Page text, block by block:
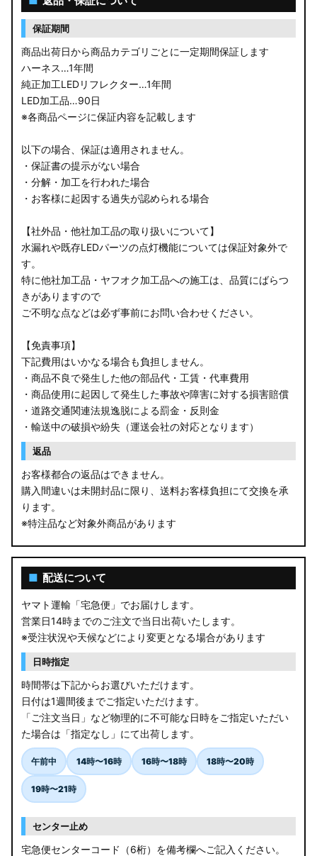
LA600S タントカスタム
LA150S ムーヴカスタム
LA700S ウェイク
GN0W アウトランダー
GK1W/GK9W エクリプスクロス
CV1W デリカD:5
B34A/B35A/B37A/B38A デリカミニ
B34W/B35W/B37W/B38W ekクロススペース
B34W/B35W/B37W/B38W ekクロス
KG CX-8
GU クロストレック
GU インプレッサ
VN5 VNH レヴォーグ / レイバック
ZD8 BRZ
ZC6 BRZ
URJ201 LX570
AGL10W RX450h
USF/UVF4# LS600h
JF5/6 N-BOX カスタム
MK94S/MK54S スペーシア / カスタム
ZCEDS/ZDEDS/ZCDDS/ZDDDS スイフト
AZSH36W/AZSH37W クラウンスポーツ
LA400K コペン
汎用LEDバルブ
アウトレット
保証期間
商品出荷日から商品カテゴリごとに一定期間保証します
ハーネス…1年間
純正加工LEDリフレクター…1年間
LED加工品…90日
※各商品ページに保証内容を記載します
以下の場合、保証は適用されません。
・保証書の提示がない場合
・分解・加工を行われた場合
・お客様に起因する過失が認められる場合
【社外品・他社加工品の取り扱いについて】
水漏れや既存LEDパーツの点灯機能については保証対象外で
す。
特に他社加工品・ヤフオク加工品への施工は、品質にばらつ
きがありますので
ご不明な点などは必ず事前にお問い合わせください。
【免責事項】
下記費用はいかなる場合も負担しません。
・商品不良で発生した他の部品代・工賃・代車費用
・商品使用に起因して発生した事故や障害に対する損害賠償
・道路交通関連法規逸脱による罰金・反則金
・輸送中の破損や紛失（運送会社の対応となります）
返品
お客様都合の返品はできません。
購入間違いは未開封品に限り、送料お客様負担にて交換を承
ります。
※特注品など対象外商品があります
■ 配送について
ヤマト運輸「宅急便」でお届けします。
営業日14時までのご注文で当日出荷いたします。
※受注状況や天候などにより変更となる場合があります
日時指定
時間帯は下記からお選びいただけます。
日付は1週間後までご指定いただけます。
「ご注文当日」など物理的に不可能な日時をご指定いただい
た場合は「指定なし」にて出荷します。
午前中 14時〜16時 16時〜18時 18時〜20時
19時〜21時
センター止め
宅急便センターコード（6桁）を備考欄へご記入ください。